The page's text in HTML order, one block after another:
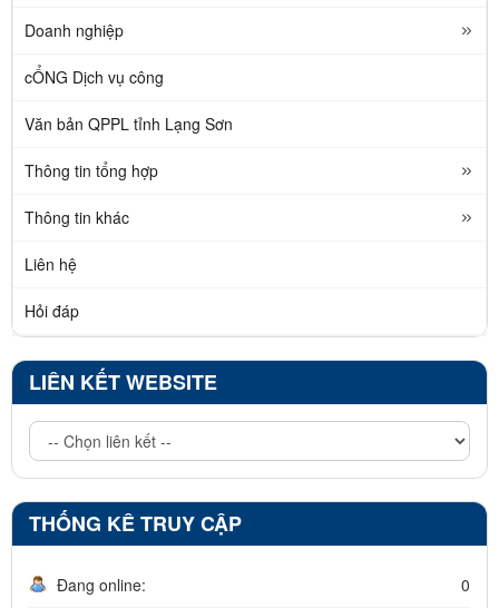
Doanh nghiệp
cỔNG Dịch vụ công
Văn bản QPPL tỉnh Lạng Sơn
Thông tin tổng hợp
Thông tin khác
Liên hệ
Hỏi đáp
LIÊN KẾT WEBSITE
THỐNG KÊ TRUY CẬP
Đang online: 0